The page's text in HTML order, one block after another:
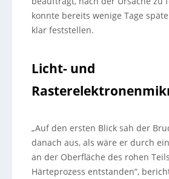
konnte bereits wenige Tage
klar feststellen.
Licht- und
„Auf den ersten Blick sah der
danach aus, als wäre er durch
an der Oberfläche des rohen
Härteprozess entstanden“,